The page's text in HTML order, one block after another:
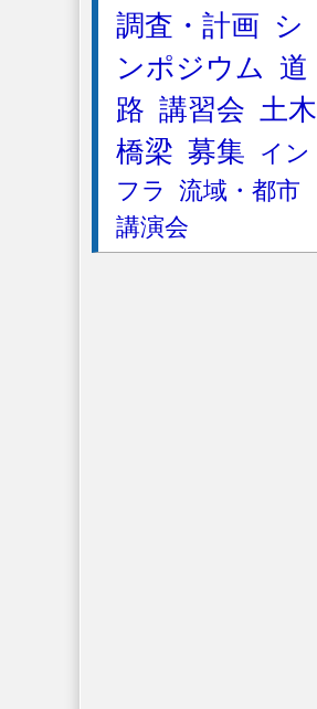
調査・計画
シ
ンポジウム 道
路 講習会 土木
橋梁 募集
イン
フラ
流域・都市
講演会